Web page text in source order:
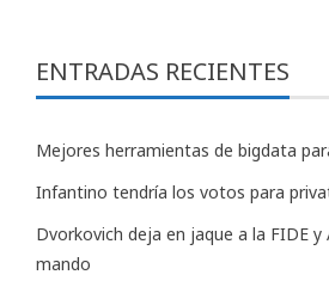
ENTRADAS RECIENTES
Mejores herramientas de bigdata
Infantino tendría los votos para
Dvorkovich deja en jaque a la FIDE
mando